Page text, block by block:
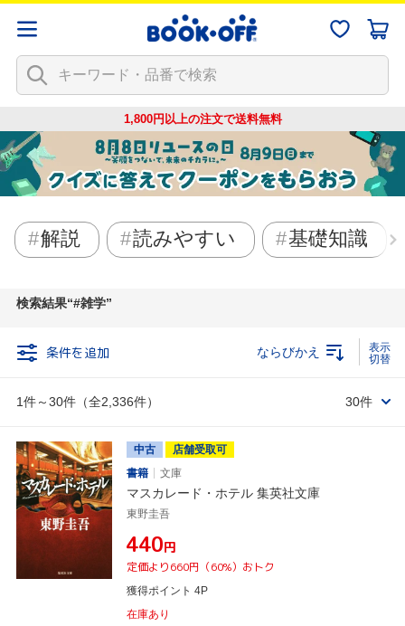
1,800円以上の注文で送料無料
解説 読みやすい 基礎知識
検索結果 #雑学
条件を追加
1件～30件（全2,336件）
ならびかえ
30件
中古
店舗受取可
書籍
文庫
マスカレード・ホテル 集英社文庫
東野圭吾
¥440円
定価より660円（60%）おトク
獲得ポイント 4P
在庫あり